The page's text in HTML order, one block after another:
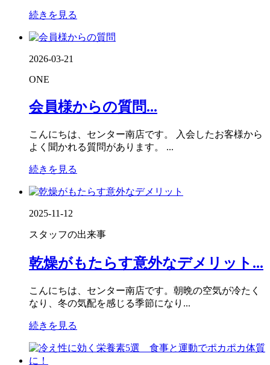
続きを見る
2026-03-21
ONE
会員様からの質問...
こんにちは、センター南店です。 入会したお客様から
よく聞かれる質問があります。 ...
続きを見る
2025-11-12
スタッフの出来事
乾燥がもたらす意外なデメリット...
こんにちは、センター南店です。朝晩の空気が冷たく
なり、冬の気配を感じる季節になり...
続きを見る